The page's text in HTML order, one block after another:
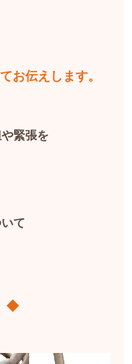
お伝えします。
緊張を
て
◆